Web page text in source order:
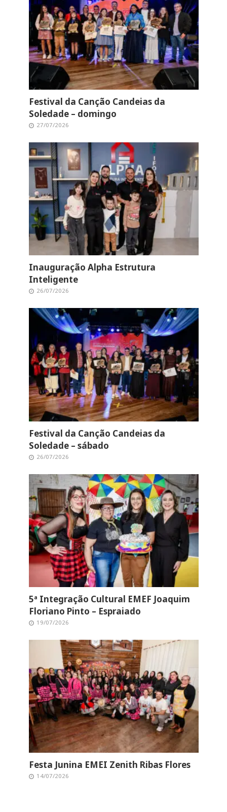
Festival da Canção Candeias da
Soledade – domingo
27/07/2026
Inauguração Alpha Estrutura
Inteligente
26/07/2026
Festival da Canção Candeias da
Soledade – sábado
26/07/2026
5ª Integração Cultural EMEF Joaquim
Floriano Pinto – Espraiado
19/07/2026
Festa Junina EMEI Zenith Ribas Flores
14/07/2026